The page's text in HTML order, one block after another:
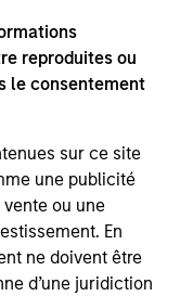
reproduites ou
le consentement
sur ce site
une publicité
ou une
En
ne doivent être
d’une juridiction
in the future (for
marks above
The information
sponsored, or
clicking on any
navigating to a
to you
of any hyperlink is
approval,
by us of any
site. In no event
contained on